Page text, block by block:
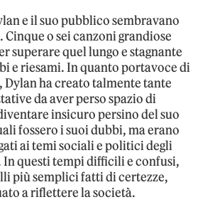
e il suo pubblico sembravano
o sei canzoni grandiose
superare quel lungo e stagnante
e riesami. In quanto portavoce di
Dylan ha creato talmente tante
da aver perso spazio di
insicuro persino del suo
fossero i suoi dubbi, ma erano
ai temi sociali e politici degli
questi tempi difficili e confusi,
più semplici fatti di certezze,
a riflettere la società.